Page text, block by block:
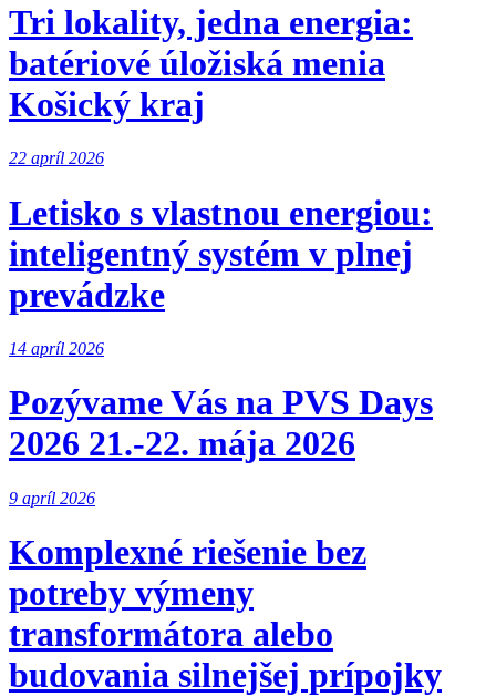
Tri lokality, jedna energia:
batériové úložiská menia
Košický kraj
22 apríl 2026
Letisko s vlastnou energiou:
inteligentný systém v plnej
prevádzke
14 apríl 2026
Pozývame Vás na PVS Days
2026 21.-22. mája 2026
9 apríl 2026
Komplexné riešenie bez
potreby výmeny
transformátora alebo
budovania silnejšej prípojky